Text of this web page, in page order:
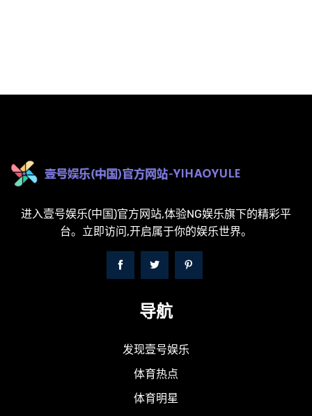
进入壹号娱乐(中国)官方网站,体验NG娱乐旗下的精彩平
台。立即访问,开启属于你的娱乐世界。
导航
发现壹号娱乐
体育热点
体育明星